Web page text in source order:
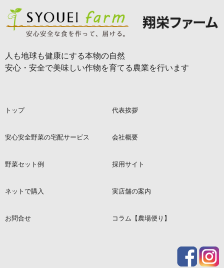
人も地球も健康にする本物の自然
安心・安全で美味しい作物を育てる農業を行います
トップ 代表挨拶
安心安全野菜の宅配サービス 会社概要
野菜セット例 採用サイト
ネットで購入 実店舗の案内
お問合せ コラム【農場便り】